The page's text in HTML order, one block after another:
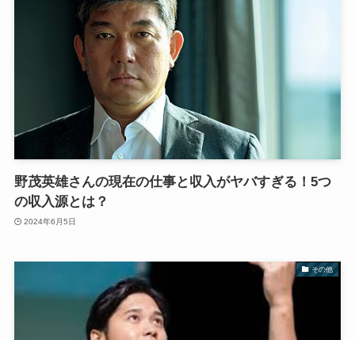
野茂英雄さんの現在の仕事と収入がヤバすぎる！5つ
の収入源とは？
2024年6月5日
その他